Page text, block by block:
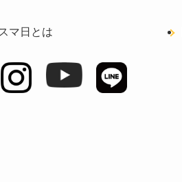
スマ日とは